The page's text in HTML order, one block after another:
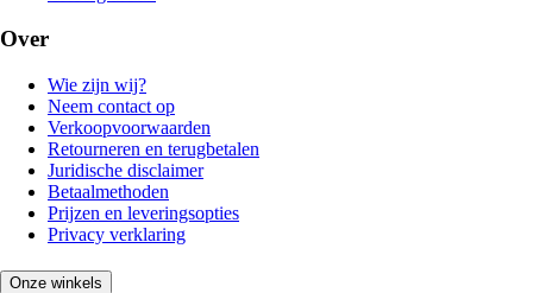
Over
Wie zijn wij?
Neem contact op
Verkoopvoorwaarden
Retourneren en terugbetalen
Juridische disclaimer
Betaalmethoden
Prijzen en leveringsopties
Privacy verklaring
Onze winkels